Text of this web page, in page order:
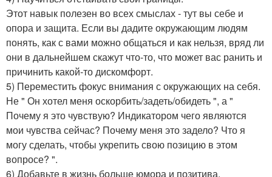
Этот навык полезен во всех смыслах - тут вы себе и
опора и защита. Если вы дадите окружающим людям
понять, как с вами можно общаться и как нельзя, вряд ли
они в дальнейшем скажут что-то, что может вас ранить и
причинить какой-то дискомфорт.
5) Переместить фокус внимания с окружающих на себя.
Не " Он хотел меня оскорбить/задеть/обидеть ", а "
Почему я это чувствую? Индикатором чего являются
мои чувства сейчас? Почему меня это задело? Что я
могу сделать, чтобы укрепить свою позицию в этом
вопросе? ".
6) Добавьте в жизнь больше юмора и позитива.